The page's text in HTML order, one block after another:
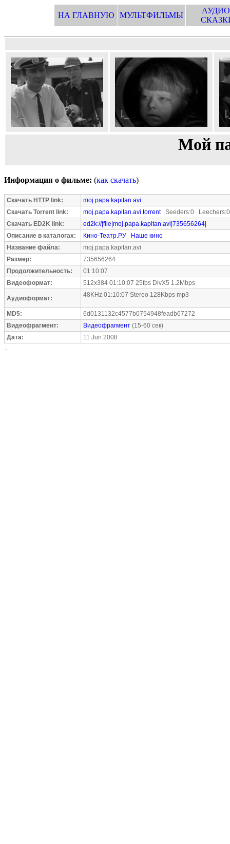
НА ГЛАВНУЮ МУЛЬТФИЛЬМЫ
Мой
Информация о фильме: (как скачать)
Скачать HTTP link:
moj.papa.kapitan.avi
Скачать Torrent link:
moj.papa.kapitan.avi.torrentSeeders:0 Leechers:0
Скачать ED2K link:
ed2k://|file|moj.papa.kapitan.avi|735656264|
Описание в каталогах:
Кино-Театр.РУ
Наше кино
Название файла:
moj.papa.kapitan.avi
Размер:
735656264
Продолжительность:
01:10:07
Видеоформат:
512x384 01:10:07 25fps DivX5 1.2Mbps
Аудиоформат: 48KHz 01:10:07 Stereo 128Kbps mp3
MD5:
6d0131132c4577b0754948feadb67272
Видеофрагмент:
Видеофрагмент (15-60 сек)
Дата:
11 Jun 2008